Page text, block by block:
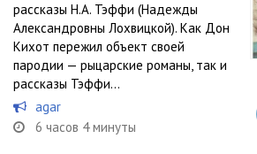
рассказы Н.А. Тэффи (Надежды
Александровны Лохвицкой). Как Дон
Кихот пережил объект своей
пародии — рыцарские романы, так и
рассказы Тэффи...
agar
6 часов 4 минуты